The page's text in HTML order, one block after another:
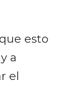
esto
a
el